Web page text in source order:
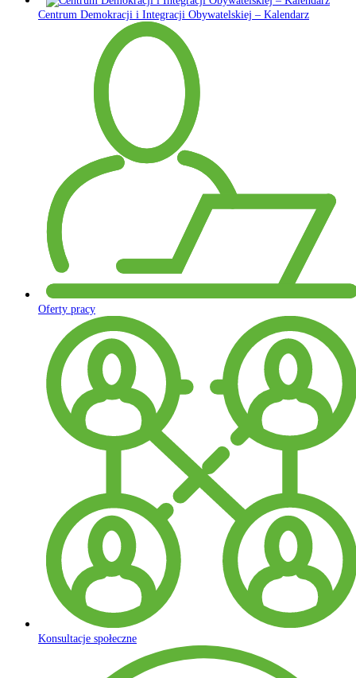
Centrum Demokracji i Integracji Obywatelskiej – Kalendarz
Oferty pracy
Konsultacje społeczne